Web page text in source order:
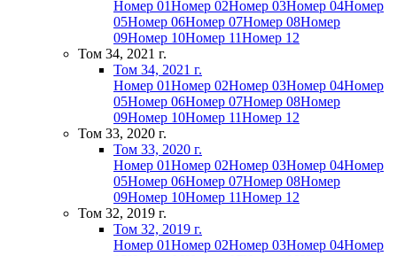
Номер 01Номер 02Номер 03Номер 04Номер
05Номер 06Номер 07Номер 08Номер
09Номер 10Номер 11Номер 12
Том 34, 2021 г.
Том 34, 2021 г.
Номер 01Номер 02Номер 03Номер 04Номер
05Номер 06Номер 07Номер 08Номер
09Номер 10Номер 11Номер 12
Том 33, 2020 г.
Том 33, 2020 г.
Номер 01Номер 02Номер 03Номер 04Номер
05Номер 06Номер 07Номер 08Номер
09Номер 10Номер 11Номер 12
Том 32, 2019 г.
Том 32, 2019 г.
Номер 01Номер 02Номер 03Номер 04Номер